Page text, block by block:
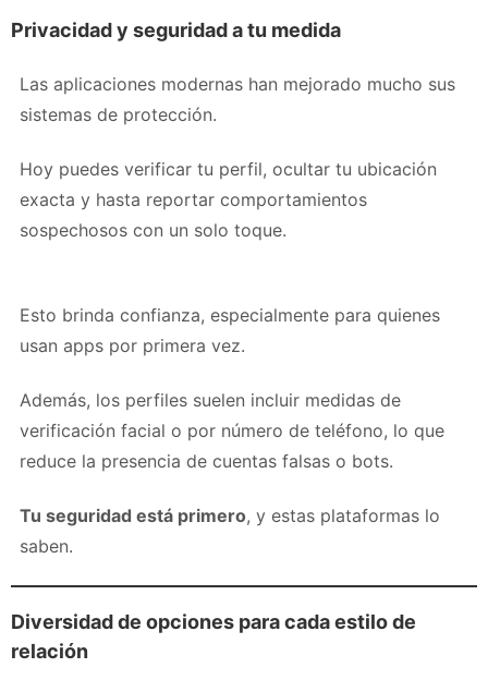
Privacidad y seguridad a tu medida
Las aplicaciones modernas han mejorado mucho sus
sistemas de protección.
Hoy puedes verificar tu perfil, ocultar tu ubicación
exacta y hasta reportar comportamientos
sospechosos con un solo toque.
Esto brinda confianza, especialmente para quienes
usan apps por primera vez.
Además, los perfiles suelen incluir medidas de
verificación facial o por número de teléfono, lo que
reduce la presencia de cuentas falsas o bots.
Tu seguridad está primero, y estas plataformas lo
saben.
Diversidad de opciones para cada estilo de
relación